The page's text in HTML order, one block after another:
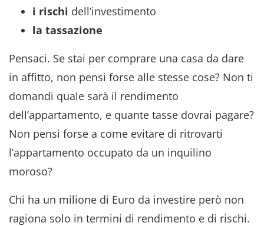
i rischi dell’investimento
la tassazione
Pensaci. Se stai per comprare una casa da dare
in affitto, non pensi forse alle stesse cose? Non ti
domandi quale sarà il rendimento
dell’appartamento, e quante tasse dovrai pagare?
Non pensi forse a come evitare di ritrovarti
l’appartamento occupato da un inquilino
moroso?
Chi ha un milione di Euro da investire però non
ragiona solo in termini di rendimento e di rischi.